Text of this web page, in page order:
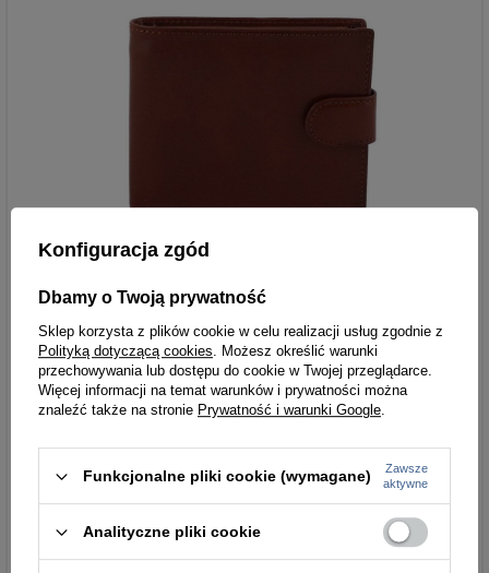
Konfiguracja zgód
Dbamy o Twoją prywatność
Sklep korzysta z plików cookie w celu realizacji usług zgodnie z
Polityką dotyczącą cookies. Możesz określić warunki
przechowywania lub dostępu do cookie w Twojej przeglądarce.
Więcej informacji na temat warunków i prywatności można
znaleźć także na stronie Prywatność i warunki Google.
Funkcjonalne pliki cookie (wymagane)
Zawsze
aktywne
Analityczne pliki cookie